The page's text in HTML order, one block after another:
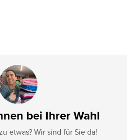
bei Ihrer Wahl
etwas? Wir sind für Sie da!